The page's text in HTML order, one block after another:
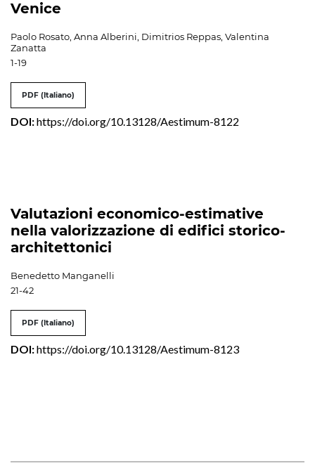
Venice
Paolo Rosato, Anna Alberini, Dimitrios Reppas, Valentina
Zanatta
1-19
PDF (Italiano)
DOI:https://doi.org/10.13128/Aestimum-8122
Valutazioni economico-estimative
nella valorizzazione di edifici storico-
architettonici
Benedetto Manganelli
21-42
PDF (Italiano)
DOI:https://doi.org/10.13128/Aestimum-8123